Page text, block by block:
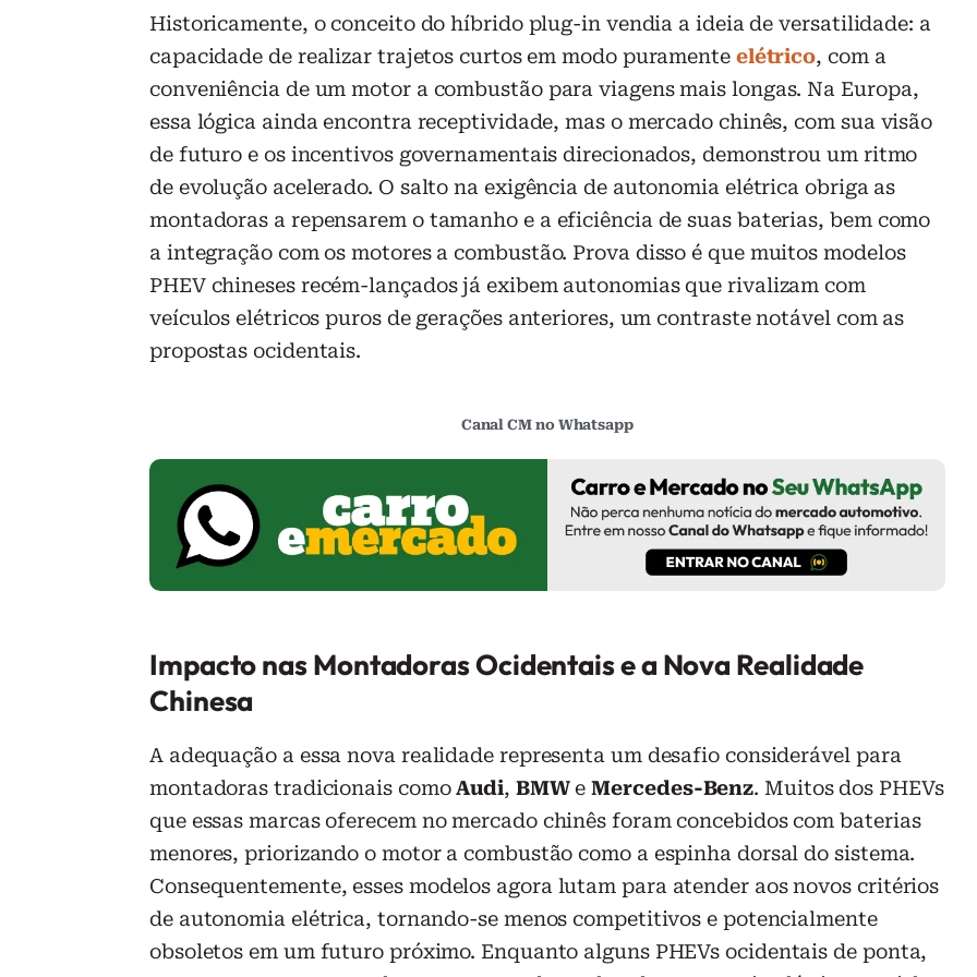
Historicamente, o conceito do híbrido plug-in vendia a ideia de versatilidade: a
capacidade de realizar trajetos curtos em modo puramente elétrico, com a
conveniência de um motor a combustão para viagens mais longas. Na Europa,
essa lógica ainda encontra receptividade, mas o mercado chinês, com sua visão
de futuro e os incentivos governamentais direcionados, demonstrou um ritmo
de evolução acelerado. O salto na exigência de autonomia elétrica obriga as
montadoras a repensarem o tamanho e a eficiência de suas baterias, bem como
a integração com os motores a combustão. Prova disso é que muitos modelos
PHEV chineses recém-lançados já exibem autonomias que rivalizam com
veículos elétricos puros de gerações anteriores, um contraste notável com as
propostas ocidentais.
Canal CM no Whatsapp
Impacto nas Montadoras Ocidentais e a Nova Realidade
Chinesa
A adequação a essa nova realidade representa um desafio considerável para
montadoras tradicionais comoAudi, BMWeMercedes-Benz. Muitos dos PHEVs
que essas marcas oferecem no mercado chinês foram concebidos com baterias
menores, priorizando o motor a combustão como a espinha dorsal do sistema.
Consequentemente, esses modelos agora lutam para atender aos novos critérios
de autonomia elétrica, tornando-se menos competitivos e potencialmente
obsoletos em um futuro próximo. Enquanto alguns PHEVs ocidentais de ponta,